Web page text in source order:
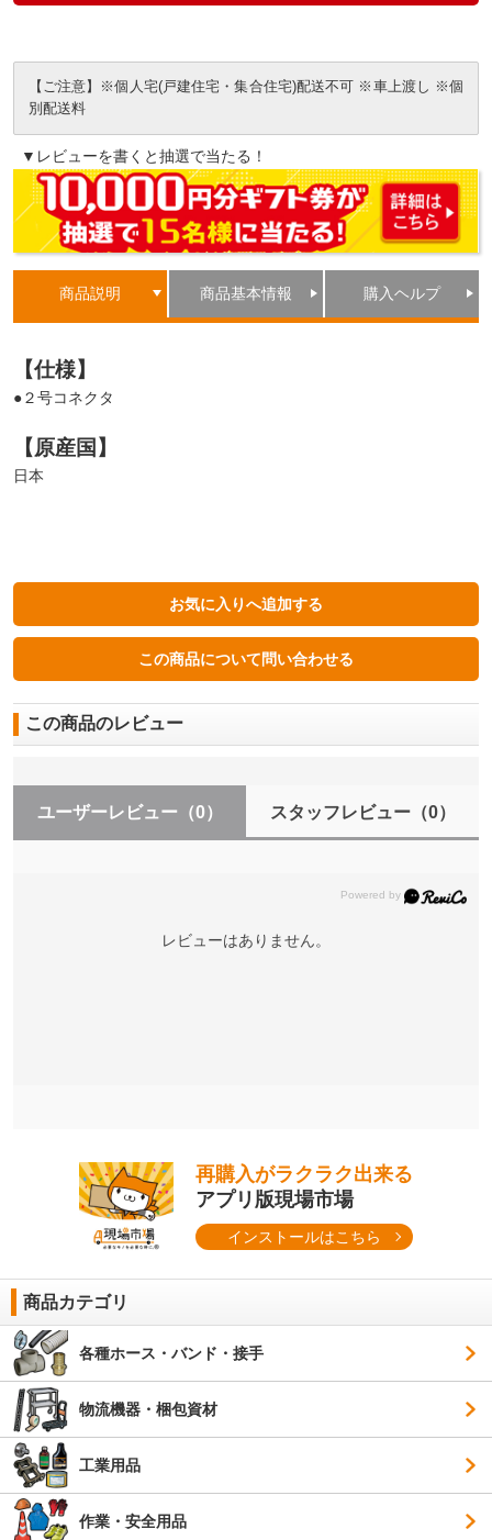
【ご注意】※個人宅(戸建住宅・集合住宅)配送不可 ※車上渡し ※個
別配送料
▼レビューを書くと抽選で当たる！
商品説明 商品基本情報 購入ヘルプ
【仕様】
●２号コネクタ
【原産国】
日本
この商品のレビュー
ユーザーレビュー （0） スタッフレビュー（0）
レビューはありません。
再購入がラクラク出来る
アプリ版現場市場
インストールはこちら
商品カテゴリ
各種ホース・バンド・接手
物流機器・梱包資材
工業用品
作業・安全用品